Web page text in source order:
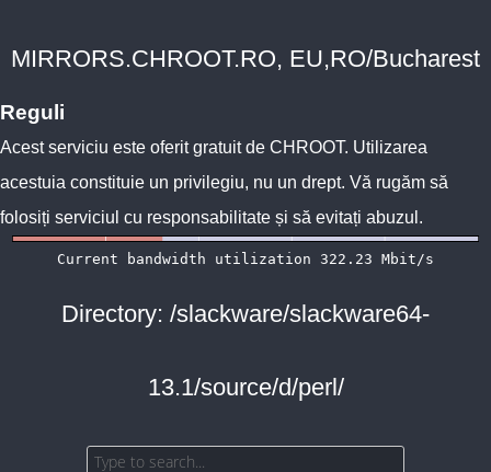
MIRRORS.CHROOT.RO, EU,RO/Bucharest
Reguli
Acest serviciu este oferit gratuit de CHROOT. Utilizarea
acestuia constituie un privilegiu, nu un drept. Vă rugăm să
folosiți serviciul cu responsabilitate și să evitați abuzul.
Directory: /slackware/slackware64-
13.1/source/d/perl/